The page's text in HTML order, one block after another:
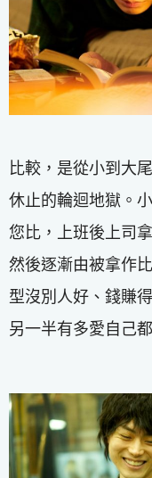
比較，是從小到大
休止的輪迴地獄。
您比，上班後上司
然後逐漸由被拿作
型沒別人好、錢賺
另一半有多愛自己